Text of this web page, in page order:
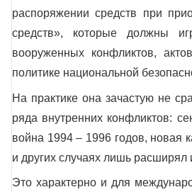
распоряжении средств при
средств», которые должны
вооруженных конфликтов,
политике национальной
На практике она зачастую не
ряда внутренних конфликтов:
война 1994 – 1996 годов, новая
и других случаях лишь расширял
Это характерно и для